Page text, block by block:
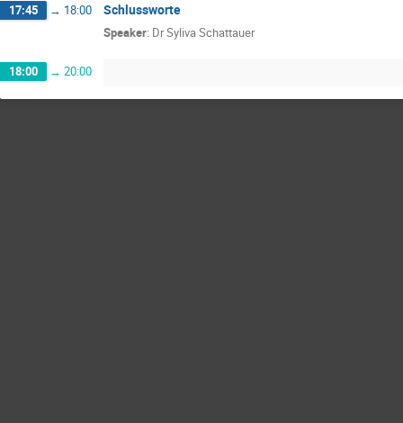
17:45 → 18:00 Schlussworte
Speaker: DrSyliva Schattauer
18:00 → 20:00